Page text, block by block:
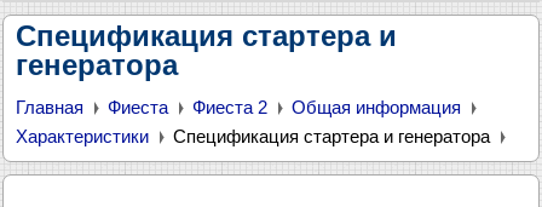
Спецификация стартера и
генератора
Главная Фиеста Фиеста 2
Общая информация
Характеристики
Спецификация стартера и генератора